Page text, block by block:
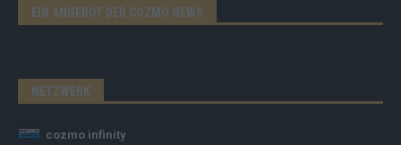
EIN ANGEBOT DER COZMO NEWS
NETZWERK
cozmo infinity